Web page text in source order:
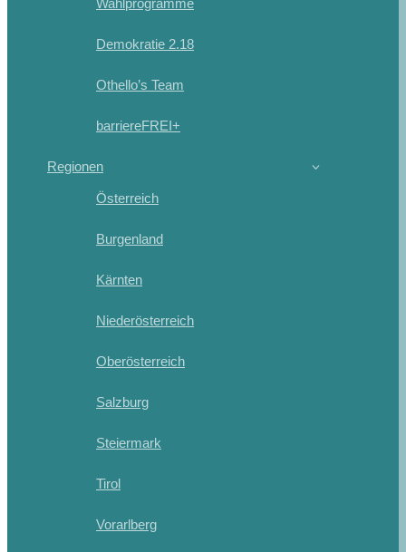
Demokratie 2.18
Othello’s Team
barriereFREI+
Regionen
Österreich
Burgenland
Kärnten
Niederösterreich
Oberösterreich
Salzburg
Steiermark
Tirol
Vorarlberg